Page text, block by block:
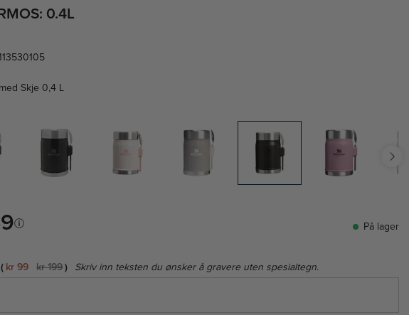
0.4L
Skje 0,4 L
På lager
kr 99 kr 199 Skriv inn teksten du ønsker å gravere uten spesialtegn.